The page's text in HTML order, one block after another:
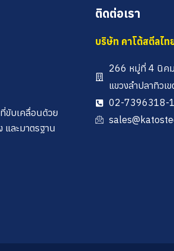
ขับเคลื่อนด้วย
ละมาตรฐาน
ติดต่อเรา
บริษัท คาโต้สตีลไ
266 หมู่ที่ 4 นิค
แขวงลำปลาทิวเ
02-7396318-